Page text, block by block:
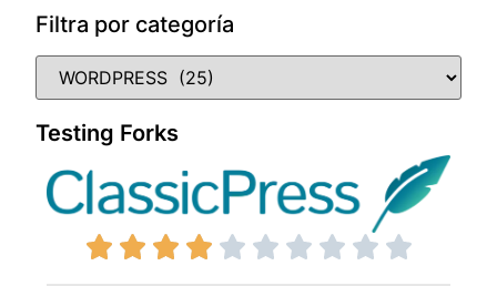
Filtra por categoría
Testing Forks